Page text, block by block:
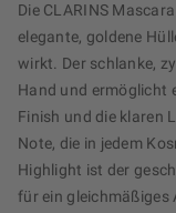
Die CLARINS
elegante, goldene
wirkt. Der schlanke,
Hand und ermöglicht
Finish und die klaren
Note, die in jedem
Highlight ist der
für ein gleichmäßiges